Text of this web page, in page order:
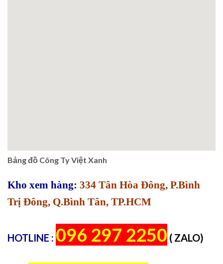
Bảng đồ Công Ty Việt Xanh
Kho xem hàng: 334 Tân Hòa Đông, P.Bình
Trị Đông, Q.Bình Tân, TP.HCM
HOTLINE : 096 297 2250 ( ZALO)